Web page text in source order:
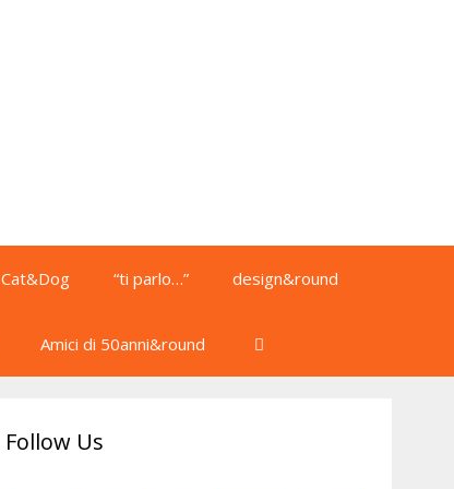
Cat&Dog “ti parlo…” design&round
Amici di 50anni&round
Follow Us